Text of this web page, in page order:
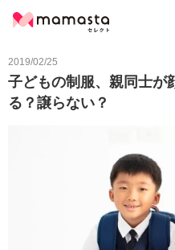
2019/02/25
子どもの制服、親同士が
る？譲らない？